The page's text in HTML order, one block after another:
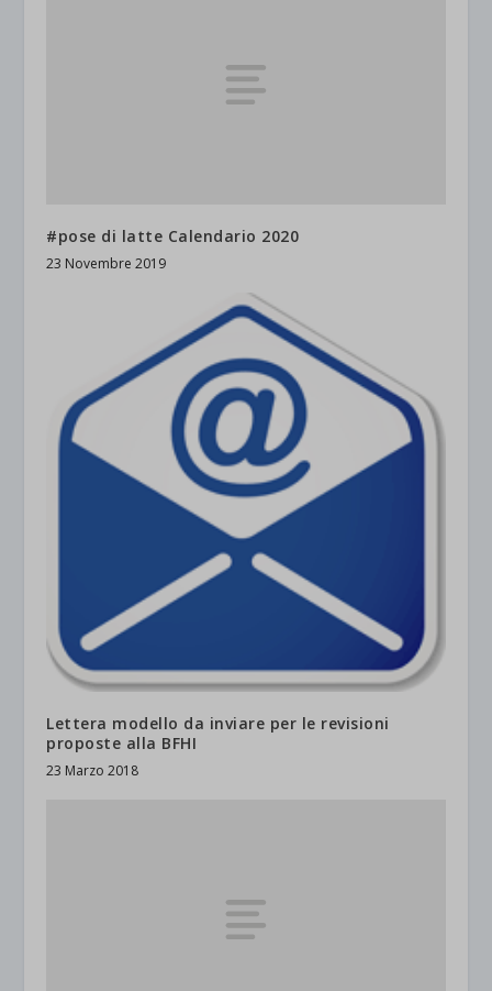
#pose di latte Calendario 2020
23 Novembre 2019
Lettera modello da inviare per le revisioni
proposte alla BFHI
23 Marzo 2018